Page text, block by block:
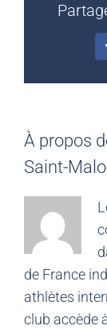
À propos
Saint-Malo
de France
athlètes
club accède